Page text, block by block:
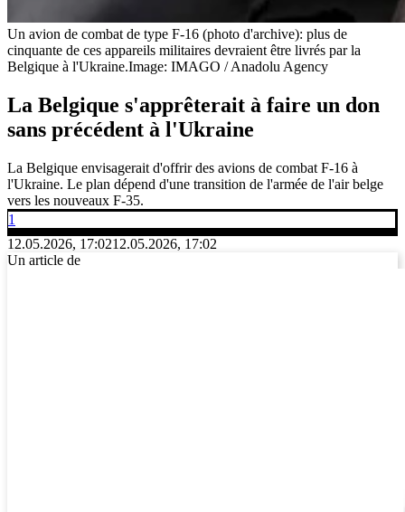
Un avion de combat de type F-16 (photo d'archive): plus de
cinquante de ces appareils militaires devraient être livrés par la
Belgique à l'Ukraine.Image: IMAGO / Anadolu Agency
La Belgique s'apprêterait à faire un don
sans précédent à l'Ukraine
La Belgique envisagerait d'offrir des avions de combat F-16 à
l'Ukraine. Le plan dépend d'une transition de l'armée de l'air belge
vers les nouveaux F-35.
1
12.05.2026, 17:0212.05.2026, 17:02
Un article de